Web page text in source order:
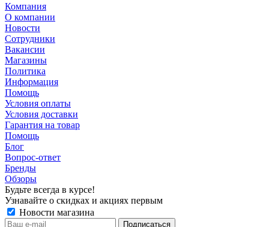
Компания
О компании
Новости
Сотрудники
Вакансии
Магазины
Политика
Информация
Помощь
Условия оплаты
Условия доставки
Гарантия на товар
Помощь
Блог
Вопрос-ответ
Бренды
Обзоры
Будьте всегда в курсе!
Узнавайте о скидках и акциях первым
Новости магазина